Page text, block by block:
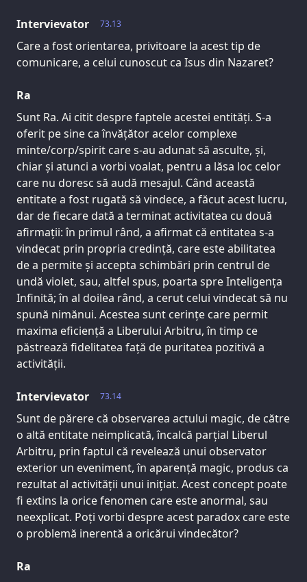
73.13
Intervievator
Care a fost orientarea, privitoare la acest tip de
comunicare, a celui cunoscut ca Isus din Nazaret?
Ra
Sunt Ra. Ai citit despre faptele acestei entități. S-a
oferit pe sine ca învățător acelor complexe
minte/corp/spirit care s-au adunat să asculte, și,
chiar și atunci a vorbi voalat, pentru a lăsa loc celor
care nu doresc să audă mesajul. Când această
entitate a fost rugată să vindece, a făcut acest lucru,
dar de fiecare dată a terminat activitatea cu două
afirmații: în primul rând, a afirmat că entitatea s-a
vindecat prin propria credință, care este abilitatea
de a permite și accepta schimbări prin centrul de
undă violet, sau, altfel spus, poarta spre Inteligența
Infinită; în al doilea rând, a cerut celui vindecat să nu
spună nimănui. Acestea sunt cerințe care permit
maxima eficiență a Liberului Arbitru, în timp ce
păstrează fidelitatea față de puritatea pozitivă a
activității.
73.14
Intervievator
Sunt de părere că observarea actului magic, de către
o altă entitate neimplicată, încalcă parțial Liberul
Arbitru, prin faptul că revelează unui observator
exterior un eveniment, în aparență magic, produs ca
rezultat al activității unui inițiat. Acest concept poate
fi extins la orice fenomen care este anormal, sau
neexplicat. Poți vorbi despre acest paradox care este
o problemă inerentă a oricărui vindecător?
Ra